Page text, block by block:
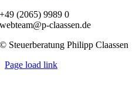
+49 (2065) 9989 0
webteam@p-claassen.de
© Steuerberatung Philipp Claassen
Page load link